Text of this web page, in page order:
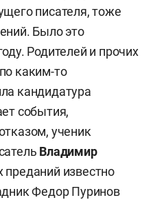
писателя, тоже
Было это
Родителей и прочих
каким-то
кандидатура
события,
ученик
Владимир
преданий известно
Федор Пуринов